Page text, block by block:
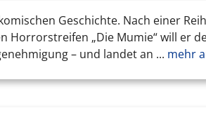
Geschichte. Nach einer
Horrorstreifen „Die Mumie“ will er
– und landet an ... mehr